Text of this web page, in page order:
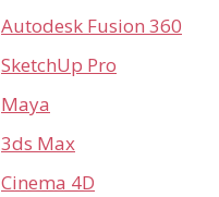
Autodesk Fusion 360
SketchUp Pro
Maya
3ds Max
Cinema 4D